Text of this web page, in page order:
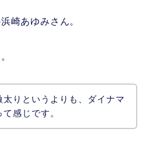
崎あゆみさん。
太りというよりも、ダイナマ
感じです。